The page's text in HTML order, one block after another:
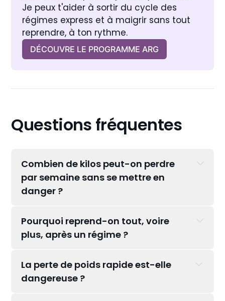
Je peux t'aider à sortir du cycle des
régimes express et à maigrir sans tout
reprendre, à ton rythme.
DÉCOUVRE LE PROGRAMME ARG
Questions fréquentes
Combien de kilos peut-on perdre
par semaine sans se mettre en
danger ?
Pourquoi reprend-on tout, voire
plus, après un régime ?
La perte de poids rapide est-elle
dangereuse ?